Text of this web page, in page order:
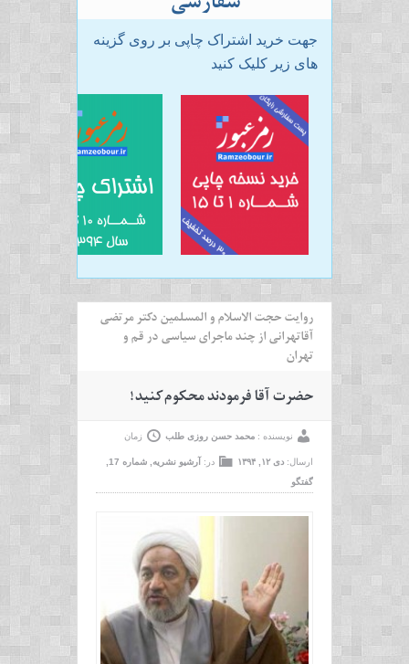
جهت خرید اشتراک چاپی بر روی گزینه
های زیر کلیک کنید
روایت حجت الاسلام و المسلمین دکتر مرتضی
آقاتهرانی از چند ماجرای سیاسی در قم و
تهران
حضرت آقا فرمودند محکوم کنید!
نویسنده : محمد حسن روزی طلب زمان
ارسال: دی ۱۲, ۱۳۹۴ در: آرشیو نشریه شماره 17
گفتگو